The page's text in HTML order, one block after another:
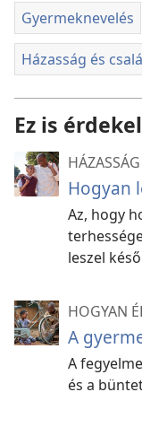
Gyermeknevelés
Házasság és
Ez is
Hogyan
Az, hogy
leszel
HOGYAN
A
A
és a